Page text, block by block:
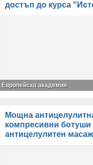
достъп до курса
Европейска академия
Мощна
компресивни ботуши
антицелулитен масаж